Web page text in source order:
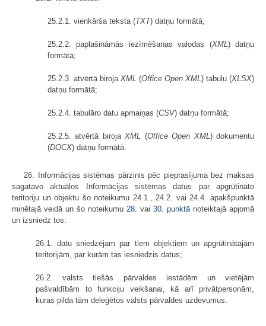
25.2.1. vienkārša teksta (TXT) datņu formātā;
25.2.2. paplašināmās iezīmēšanas valodas (XML ) datņu
formātā;
25.2.3. atvērtā biroja XML (Office Open XML ) tabulu (XLSX)
datņu formātā;
25.2.4. tabulāro datu apmaiņas (CSV) datņu formātā;
25.2.5. atvērtā birojaXML (Office Open XML ) dokumentu
(DOCX) datņu formātā.
26. Informācijas sistēmas pārzinis pēc pieprasījuma bez maksas
sagatavo aktuālos Informācijas sistēmas datus par apgrūtināto
teritoriju un objektu šo noteikumu 24.1., 24.2. vai 24.4. apakšpunktā
minētajā veidā un šo noteikumu 28. vai 30. punktā noteiktajā apjomā
un izsniedz tos:
26.1. datu sniedzējam par tiem objektiem un apgrūtinātajām
teritorijām, par kurām tas iesniedzis datus;
26.2. valsts tiešās pārvaldes iestādēm un vietējām
pašvaldībām to funkciju veikšanai, kā arī privātpersonām,
kuras pilda tām deleģētos valsts pārvaldes uzdevumus.